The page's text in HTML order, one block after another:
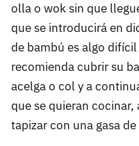
olla o wok sin que
que se introducirá en
de bambú es algo
recomienda cubrir su
acelga o col y a
que se quieran
tapizar con una gasa